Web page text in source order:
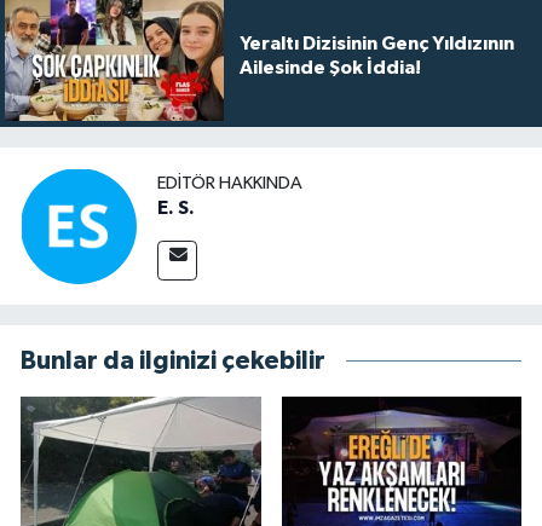
Yeraltı Dizisinin Genç Yıldızının
Ailesinde Şok İddia!
EDITÖR HAKKINDA
E. S.
Bunlar da ilginizi çekebilir